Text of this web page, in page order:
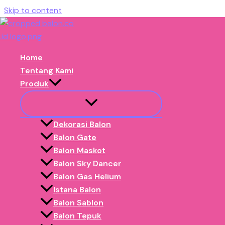
Skip to content
Home
Tentang Kami
Produk
Dekorasi Balon
Balon Gate
Balon Maskot
Balon Sky Dancer
Balon Gas Helium
Istana Balon
Balon Sablon
Balon Tepuk
Vendor Balon Gate Event Promosi &
Butuh media promosi yang menarik di Karawang?
Balon.co.id siap menjadi penyedia profesional untuk
promosi secara visual dan efektif.
Minta Penawaran